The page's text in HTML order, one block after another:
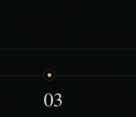
03